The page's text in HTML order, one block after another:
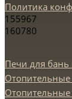
Политика
155967
160780
Печи для бань
Отопительные
Отопительные